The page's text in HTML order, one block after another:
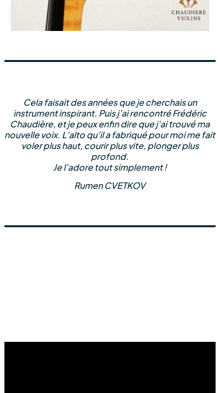
Cela faisait des années que je cherchais un
instrument inspirant. Puis j’ai rencontré Frédéric
Chaudière, et je peux enfin dire que j’ai trouvé ma
nouvelle voix. L’alto qu’il a fabriqué pour moi me fait
voler plus haut, courir plus vite, plonger plus
profond.
Je l’adore tout simplement !
Rumen CVETKOV